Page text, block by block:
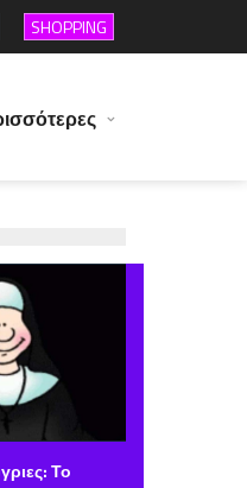
SHOPPING
2024 10:36
Το